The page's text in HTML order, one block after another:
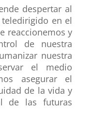
despertar al
en el
reaccionemos y
de nuestra
nuestra
el medio
asegurar el
de la vida y
de las futuras